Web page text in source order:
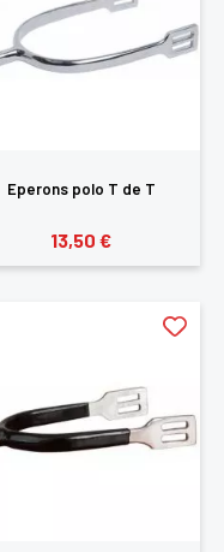
Eperons polo T de T
13,50 €